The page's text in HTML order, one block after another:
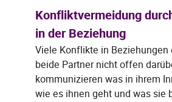
Konfliktvermeidung
in der Beziehung
Viele Konflikte in Beziehungen
beide Partner nicht offen
kommunizieren was in ihrem
wie es ihnen geht und was sie